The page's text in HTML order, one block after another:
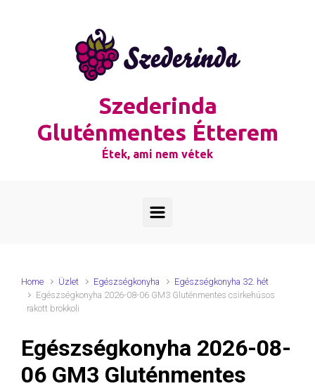
Szederinda
Gluténmentes Étterem
Étek, ami nem vétek
Home Üzlet Egészségkonyha
Egészségkonyha 32. hét
Egészségkonyha 2026-08-06 GM3 Gluténmentes csirkehúsos
rakott brokkoli
Egészségkonyha 2026-08-
06 GM3 Gluténmentes